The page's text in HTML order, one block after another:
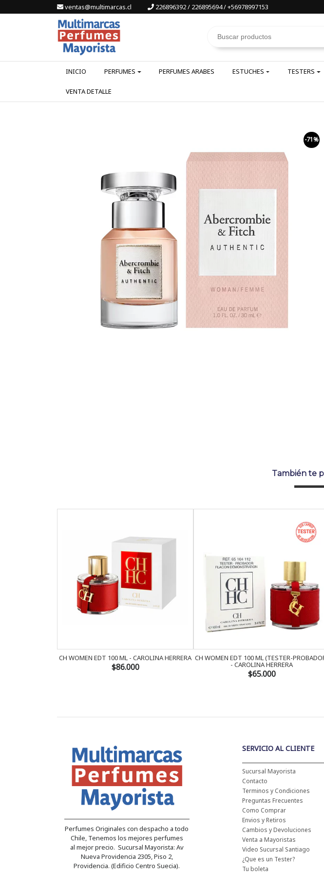
ventas@multimarcas.cl 226896392 / 226895694 / +56978997153
INICIO PERFUMES PERFUMES ARABES ESTUCHES TESTERS
VENTA DETALLE
-71%
También te
CH WOMEN EDT 100 ML - CAROLINA HERRERA
$86.000
CH WOMEN EDT 100 ML (TESTER-
- CAROLINA HERRERA
$65.000
Perfumes Originales con despacho a todo
Chile, Tenemos los mejores perfumes
al mejor precio. Sucursal Mayorista: Av
Nueva Providencia 2305, Piso 2,
Providencia. (Edificio Centro Suecia).
SERVICIO AL CLIENTE
Sucursal Mayorista
Contacto
Terminos y Condiciones
Preguntas Frecuentes
Como Comprar
Envios y Retiros
Cambios y Devoluciones
Venta a Mayoristas
Video Sucursal Santiago
¿Que es un Tester?
Tu boleta